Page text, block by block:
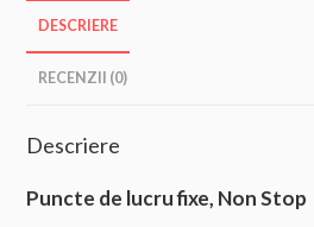
DESCRIERE
RECENZII (0)
Descriere
Puncte de lucru fixe, Non Stop